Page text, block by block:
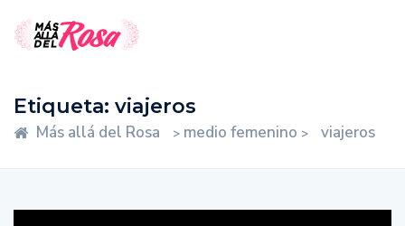
Etiqueta: viajeros
Más allá del Rosa > medio femenino > viajeros